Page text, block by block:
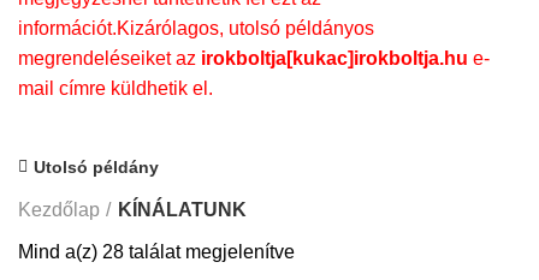
információt.Kizárólagos, utolsó példányos
megrendeléseiket az irokboltja[kukac]irokboltja.hu e-
mail címre küldhetik el.
Utolsó példány
Kezdőlap KÍNÁLATUNK
Mind a(z) 28 találat megjelenítve